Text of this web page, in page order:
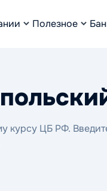
Полезное
курсу ЦБ РФ.